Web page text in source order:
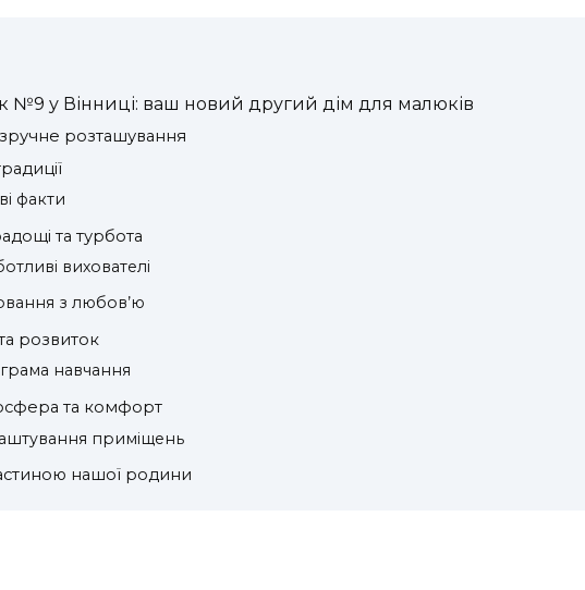
№9 у Вінниці: ваш новий другий дім для малюків
розташування
факти
та турбота
вихователі
з любов’ю
розвиток
навчання
та комфорт
приміщень
нашої родини